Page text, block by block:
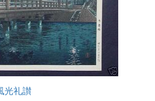
光礼讃